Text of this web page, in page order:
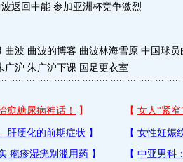
返回中能 参加亚洲杯竞争激烈
曲波 曲波的博客 曲波林海雪原 中国球员
广沪 朱广沪下课 国足更衣室